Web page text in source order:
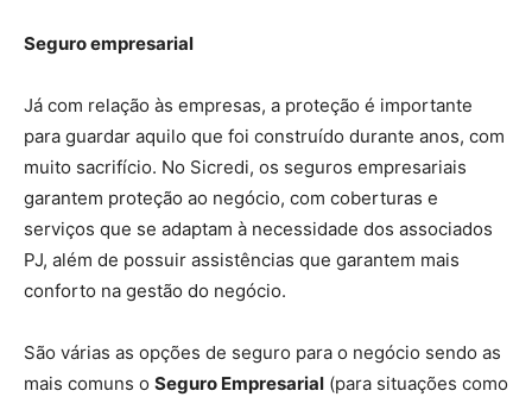
Seguro empresarial
Já com relação às empresas, a proteção é importante
para guardar aquilo que foi construído durante anos, com
muito sacrifício. No Sicredi, os seguros empresariais
garantem proteção ao negócio, com coberturas e
serviços que se adaptam à necessidade dos associados
PJ, além de possuir assistências que garantem mais
conforto na gestão do negócio.
São várias as opções de seguro para o negócio sendo as
mais comuns o Seguro Empresarial (para situações como